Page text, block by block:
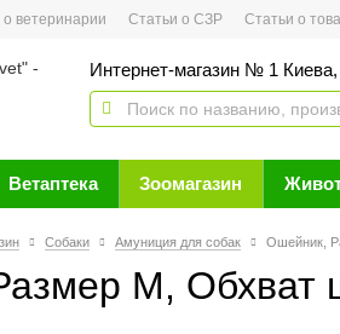
ветеринарии Статьи о СЗР Статьи о
Интернет-магазин № 1
Ветаптека Зоомагазин
Собаки Амуниция для собак Ошейник,
M,